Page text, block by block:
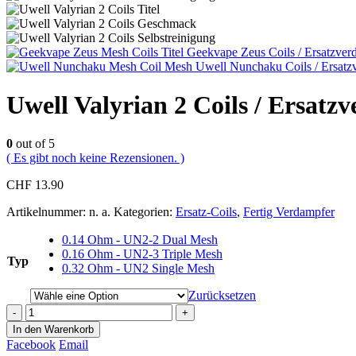
Geekvape Zeus Coils /
Uwell Nunchaku Coils /
Uwell Valyrian 2 Coils /
0 out of 5
( Es gibt noch keine Rezensionen. )
CHF 13.90
Artikelnummer: n. a. Kategorien: Ersatz-Coils, Fertig Verdampfer
Typ
0.14 Ohm - UN2-2 Dual Mesh
0.16 Ohm - UN2-3 Triple Mesh
0.32 Ohm - UN2 Single Mesh
Zurücksetzen
-
+
In den Warenkorb
Facebook Email